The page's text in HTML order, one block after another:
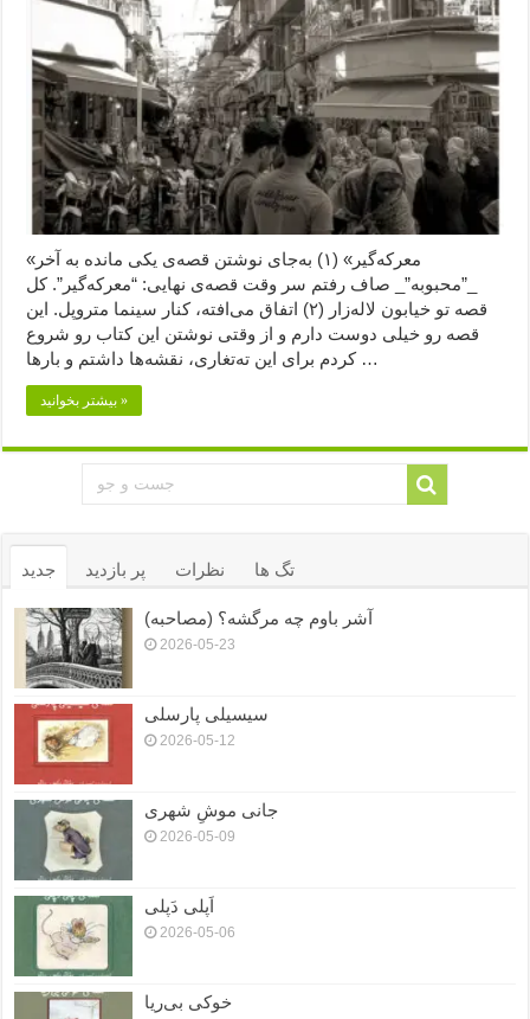
«معرکه‌گیر» (۱) به‌جای نوشتن قصه‌ی یکی مانده به آخر
_”محبوبه”_ صاف رفتم سر وقت قصه‌ی نهایی: “معرکه‌گیر”. کل
قصه تو خیابون لاله‌زار (۲) اتفاق می‌افته، کنار سینما متروپل. این
قصه رو خیلی دوست دارم و از وقتی نوشتن این کتاب رو شروع
کردم برای این ته‌تغاری، نقشه‌ها داشتم و بارها …
بیشتر بخوانید »
جدید پر بازدید نظرات تگ ها
آشر باوم چه مرگشه؟ (مصاحبه)
2026-05-23
سیسیلی پارسلی
2026-05-12
جانی موشِ شهری
2026-05-09
اَپلی دَپلی
2026-05-06
خوکی بی‌ریا